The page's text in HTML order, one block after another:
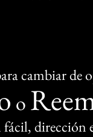
cambiar de
o
dirección